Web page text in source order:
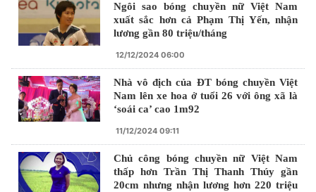
Ngôi sao bóng chuyền nữ Việt Nam
xuất sắc hơn cả Phạm Thị Yến, nhận
lương gần 80 triệu/tháng
12/12/2024 06:00
Nhà vô địch của ĐT bóng chuyền Việt
Nam lên xe hoa ở tuổi 26 với ông xã là
‘soái ca’ cao 1m92
11/12/2024 09:11
Chủ công bóng chuyền nữ Việt Nam
thấp hơn Trần Thị Thanh Thúy gần
20cm nhưng nhận lương hơn 220 triệu